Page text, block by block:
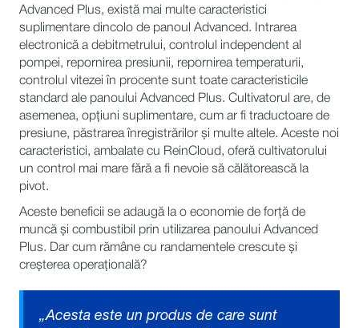
Advanced Plus, există mai multe caracteristici
suplimentare dincolo de panoul Advanced. Intrarea
electronică a debitmetrului, controlul independent al
pompei, repornirea presiunii, repornirea temperaturii,
controlul vitezei în procente sunt toate caracteristicile
standard ale panoului Advanced Plus. Cultivatorul are, de
asemenea, opțiuni suplimentare, cum ar fi traductoare de
presiune, păstrarea înregistrărilor și multe altele. Aceste noi
caracteristici, ambalate cu ReinCloud, oferă cultivatorului
un control mai mare fără a fi nevoie să călătorească la
pivot.
Aceste beneficii se adaugă la o economie de forță de
muncă și combustibil prin utilizarea panoului Advanced
Plus. Dar cum rămâne cu randamentele crescute și
creșterea operațională?
„Acesta este un produs de care sunt